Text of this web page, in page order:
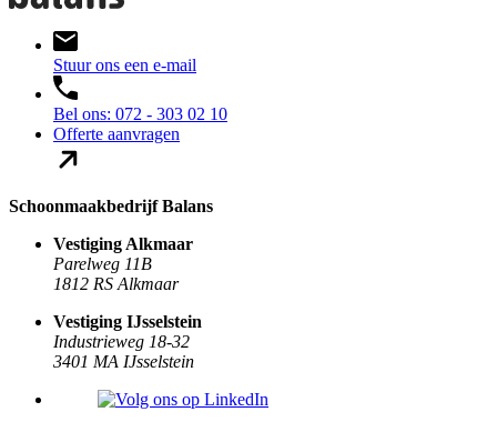
Stuur ons een e-mail
Bel ons: 072 - 303 02 10
Offerte aanvragen
Schoonmaakbedrijf Balans
Vestiging Alkmaar
Parelweg 11B
1812 RS Alkmaar
Vestiging IJsselstein
Industrieweg 18-32
3401 MA IJsselstein